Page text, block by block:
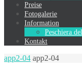
Preise
Fotogalerie
Information
Peschiera
Kontakt
app2-04 app2-04